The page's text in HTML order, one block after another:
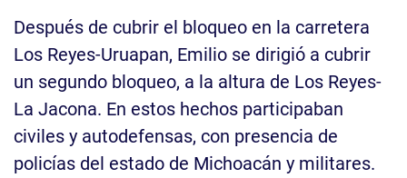
Después de cubrir el bloqueo en la carretera
Los Reyes-Uruapan, Emilio se dirigió a cubrir
un segundo bloqueo, a la altura de Los Reyes-
La Jacona. En estos hechos participaban
civiles y autodefensas, con presencia de
policías del estado de Michoacán y militares.